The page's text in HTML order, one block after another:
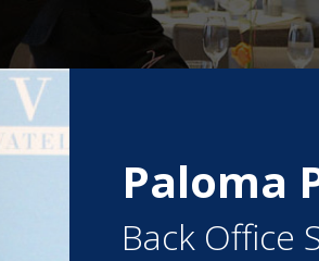
Paloma
Back Office